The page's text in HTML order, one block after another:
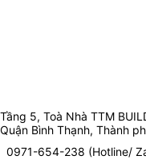
Tầng 5, Toà Nhà TTM
Quận Bình Thạnh, Thành
0971-654-238 (Hotline/